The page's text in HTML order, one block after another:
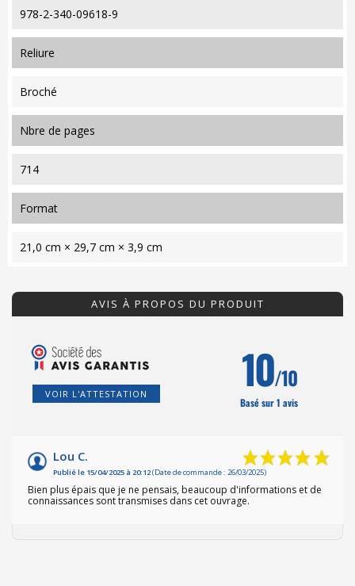
978-2-340-09618-9
reliure
Broché
nbre de pages
714
format
21,0 cm × 29,7 cm × 3,9 cm
AVIS À PROPOS DU PRODUIT
VOIR L'ATTESTATION 10/10
Basé sur 1 avis
Lou C.
Publié le 15/04/2025 à 20:12(Date de commande : 26/03/2025)
Bien plus épais que je ne pensais, beaucoup d'informations et de
connaissances sont transmises dans cet ouvrage.